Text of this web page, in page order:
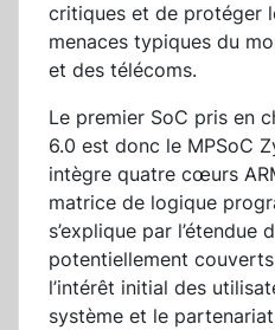
critiques et de protéger
menaces typiques du
et des télécoms.
Le premier SoC pris en
6.0 est donc le MPSoC
intègre quatre cœurs
matrice de logique
s’explique par l’étendue
potentiellement
l’intérêt initial des
système et le